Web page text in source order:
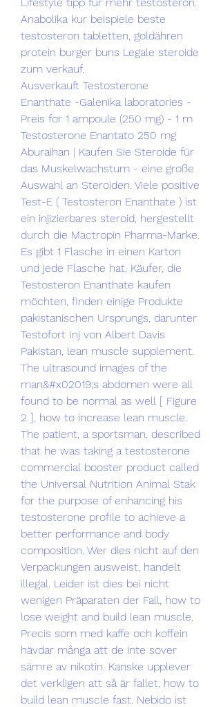
Anabolika kur beispiele beste
testosteron tabletten, goldähren
protein burger buns Legale steroide
zum verkauf.
Ausverkauft Testosterone
Enanthate -Galenika laboratories -
Preis for 1 ampoule (250 mg) - 1 m
Testosterone Enantato 250 mg
Aburaihan | Kaufen Sie Steroide für
das Muskelwachstum - eine große
Auswahl an Steroiden. Viele positive
Test-E ( Testosteron Enanthate ) ist
ein injizierbares steroid, hergestellt
durch die Mactropin Pharma-Marke.
Es gibt 1 Flasche in einen Karton
und jede Flasche hat. Käufer, die
Testosteron Enanthate kaufen
möchten, finden einige Produkte
pakistanischen Ursprungs, darunter
Testofort Inj von Albert Davis
Pakistan, lean muscle supplement.
The ultrasound images of the
man&#x02019;s abdomen were all
found to be normal as well [ Figure
2 ], how to increase lean muscle.
The patient, a sportsman, described
that he was taking a testosterone
commercial booster product called
the Universal Nutrition Animal Stak
for the purpose of enhancing his
testosterone profile to achieve a
better performance and body
composition. Wer dies nicht auf den
Verpackungen ausweist, handelt
illegal. Leider ist dies bei nicht
wenigen Präparaten der Fall, how to
lose weight and build lean muscle.
Precis som med kaffe och koffein
hävdar många att de inte sover
sämre av nikotin. Kanske upplever
det verkligen att så är fallet, how to
build lean muscle fast. Nebido ist